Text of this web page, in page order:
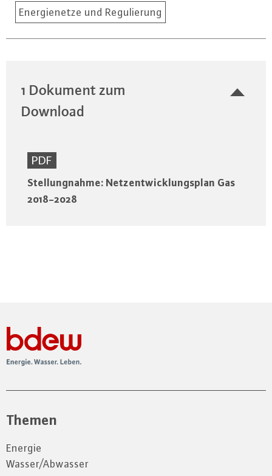
Energienetze und Regulierung
1 Dokument zum
Download
PDF
Stellungnahme: Netzentwicklungsplan Gas
2018-2028
Themen
Energie
Wasser/Abwasser